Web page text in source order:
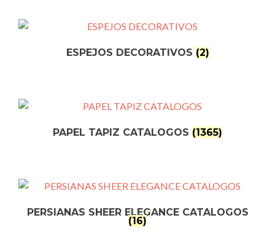
ESPEJOS DECORATIVOS (2)
PAPEL TAPIZ CATALOGOS (1365)
PERSIANAS SHEER ELEGANCE CATALOGOS
(16)